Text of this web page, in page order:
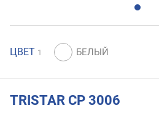
ЦВЕТ 1
TRISTAR CP 3006